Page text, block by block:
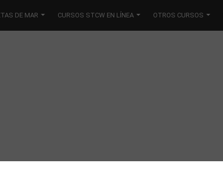
DE MAR CURSOS STCW EN LÍNEA OTROS CURSOS